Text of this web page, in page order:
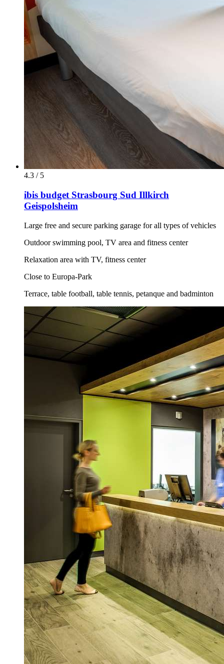
4.3 / 5
ibis budget Strasbourg Sud Illkirch
Geispolsheim
Large free and secure parking garage for all types of vehicles
Outdoor swimming pool, TV area and fitness center
Relaxation area with TV, fitness center
Close to Europa-Park
Terrace, table football, table tennis, petanque and badminton